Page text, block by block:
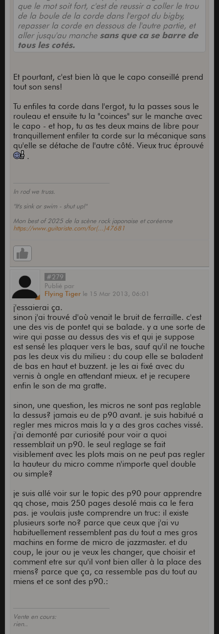
que le mot soit fort, c'est de reussir a coller le trou
de la boule de la corde dans l'ergot du bigby,
repasser la corde en dessous de l'autre partie, et
aller jusqu'au manche sans que ca se barre de
tous les cotés.
Et pourtant, c'est bien là que le capo conseillé prend
tout son sens!
Tu enfiles ta corde dans l'ergot, tu la passes sous le
rouleau et ensuite tu la "coinces" sur le manche avec
le capo - et hop, tu as tes deux mains de libre pour
tranquillement enfiler ta corde sur la mécanique sans
qu'elle se détache de l'autre côté. Vieux truc éprouvé
.
In rod we truss.
"It's sink or swim - shut up!"
Mon best of 2025 de la scène rock japonaise et coréenne
https://www.guitariste.com/for(...)47681
#279
Publié par
Flying Tiger le 15 Mar 2013, 06:01
j'essaierai ça.
sinon j'ai trouvé d'où venait le bruit de ferraille. c'est
une des vis de pontet qui se balade. y a une sorte de
wire qui passe au dessus des vis et qui je suppose
est sensé les plaquer vers le bas, sauf qu'il ne touche
pas les deux vis du milieu : du coup elle se baladent
de bas en haut et buzzent. je les ai fixé avec du
vernis à ongle en attendant mieux. et je recupere
enfin le son de ma gratte.
sinon, une question, les micros ne sont pas reglable
la dessus? jamais eu de p90 avant. je suis habitué a
regler mes micros mais la y a des gros caches vissé.
j'ai demonté par curiosité pour voir a quoi
ressemblait un p90. le seul reglage se fait
visiblement avec les plots mais on ne peut pas regler
la hauteur du micro comme n'importe quel double
ou simple?
je suis allé voir sur le topic des p90 pour apprendre
qq chose, mais 250 pages desolé mais ca le fera
pas. je voulais juste comprendre un truc: il existe
plusieurs sorte no? parce que ceux que j'ai vu
habituellement ressemblent pas du tout a mes gros
machins en forme de micro de jazzmaster. et du
coup, le jour ou je veux les changer, que choisir et
comment etre sur qu'il vont bien aller à la place des
miens? parce que ça, ca ressemble pas du tout au
miens et ce sont des p90.:
Vente en cours:
rien..